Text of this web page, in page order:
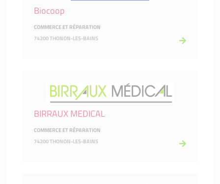
Biocoop
COMMERCE ET RÉPARATION
74200 THONON-LES-BAINS
BIRRAUX MEDICAL
COMMERCE ET RÉPARATION
74200 THONON-LES-BAINS